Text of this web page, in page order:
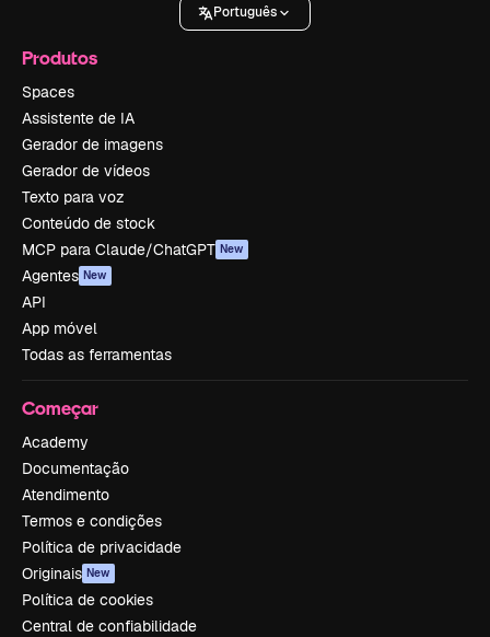
Português
Produtos
Spaces
Assistente de IA
Gerador de imagens
Gerador de vídeos
Texto para voz
Conteúdo de stock
MCP para Claude/ChatGPT New
Agentes New
API
App móvel
Todas as ferramentas
Começar
Academy
Documentação
Atendimento
Termos e condições
Política de privacidade
Originais New
Política de cookies
Central de confiabilidade